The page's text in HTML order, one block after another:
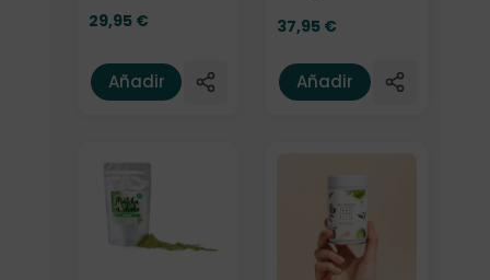
29,95 €
Añadir
37,95 €
Añadir